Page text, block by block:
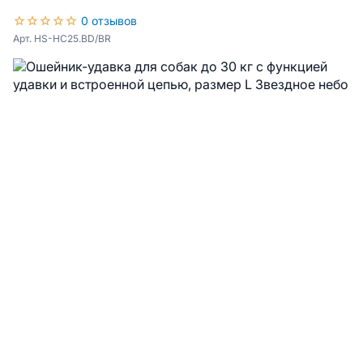
0 отзывов
Арт. HS-HC25.BD/BR